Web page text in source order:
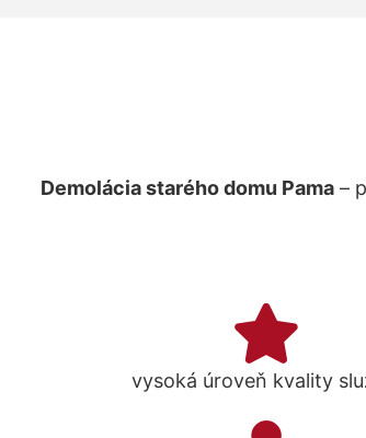
Demolácia starého domu Pama –
vysoká úroveň kvality